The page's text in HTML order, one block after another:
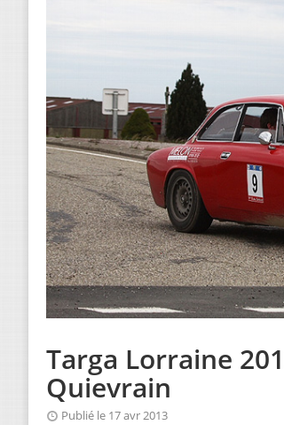
Targa Lorraine
Quievrain
Publié le 17 avr 2013